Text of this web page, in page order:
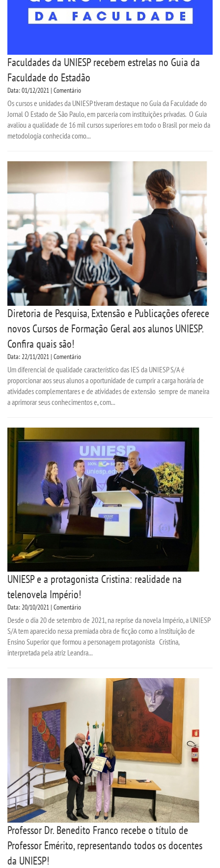
Faculdades da UNIESP recebem estrelas no Guia da
Faculdade do Estadão
Data: 01/12/2021 | Comentário
Os cursos e unidades da UNIESP tiveram destaque no Guia da Faculdade do
Jornal O Estado de São Paulo, em parceria com instituições privadas. O Guia
avaliou a qualidade de 16 mil cursos superiores em todo o Brasil por meio da
metodologia conhecida como...
Diretoria de Pesquisa, Extensão e Publicações oferece
novos Cursos de Formação Geral aos alunos UNIESP.
Confira quais são!
Data: 22/11/2021 | Comentário
Um diferencial de qualidade característico das IES da UNIESP S/A é
proporcionar aos seus alunos a oportunidade de cumprir a carga horária de
atividades complementares e de atividades de extensão sempre de maneira
a aprimorar seus conhecimentos e, com...
UNIESP e a protagonista Cristina: realidade na
telenovela Império!
Data: 20/10/2021 | Comentário
Desde o dia 20 de setembro de 2021, na reprise da novela Império, a UNIESP
S/A tem aparecido nessa premiada obra de ficção como a Instituição de
Ensino Superior que formou a personagem protagonista Cristina,
interpretada pela atriz Leandra...
Professor Dr. Benedito Franco recebe o título de
Professor Emérito, representando todos os docentes
da UNIESP!